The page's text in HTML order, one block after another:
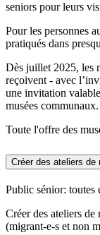
seniors pour leurs
Pour les personnes
pratiqués dans
Dès juillet 2025, les
reçoivent - avec
une invitation
musées communaux.
Toute l'offre des
Créer des ateliers de
Public sénior: toutes
Créer des ateliers de
(migrant-e-s et non